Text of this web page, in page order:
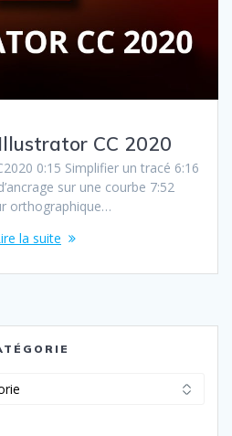
CC 2020
0:15 Simplifier un tracé 6:16
sur une courbe 7:52
orthographique…
la suite